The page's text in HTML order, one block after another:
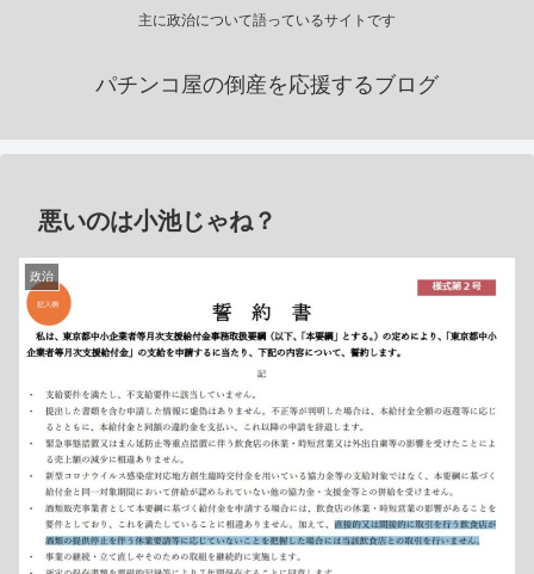
主に政治について語っているサイトです
パチンコ屋の倒産を応援するブログ
悪いのは小池じゃね？
政治